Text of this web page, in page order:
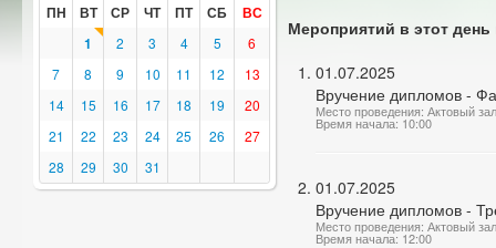
ПН ВТ СР ЧТ ПТ СБ
ВС
1
2 3 4 5
6
7
8 9 10 11 12
13
14
15 16 17 18 19
20
21
22 23 24 25 26
27
28
29 30 31
Мероприятий в этот день
01.07.2025
Вручение дипломов -
Место проведения: Актовый
Время начала: 10:00
01.07.2025
Вручение дипломов -
Место проведения: Актовый
Время начала: 12:00